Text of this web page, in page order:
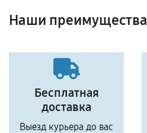
Наши преимущества
Бесплатная
доставка
Выезд курьера до вас